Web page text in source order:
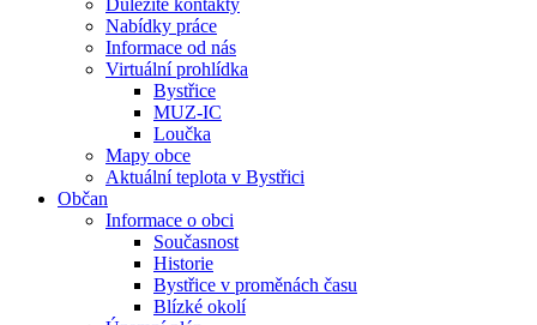
Důležité kontakty
Nabídky práce
Informace od nás
Virtuální prohlídka
Bystřice
MUZ-IC
Loučka
Mapy obce
Aktuální teplota v Bystřici
Občan
Informace o obci
Současnost
Historie
Bystřice v proměnách času
Blízké okolí